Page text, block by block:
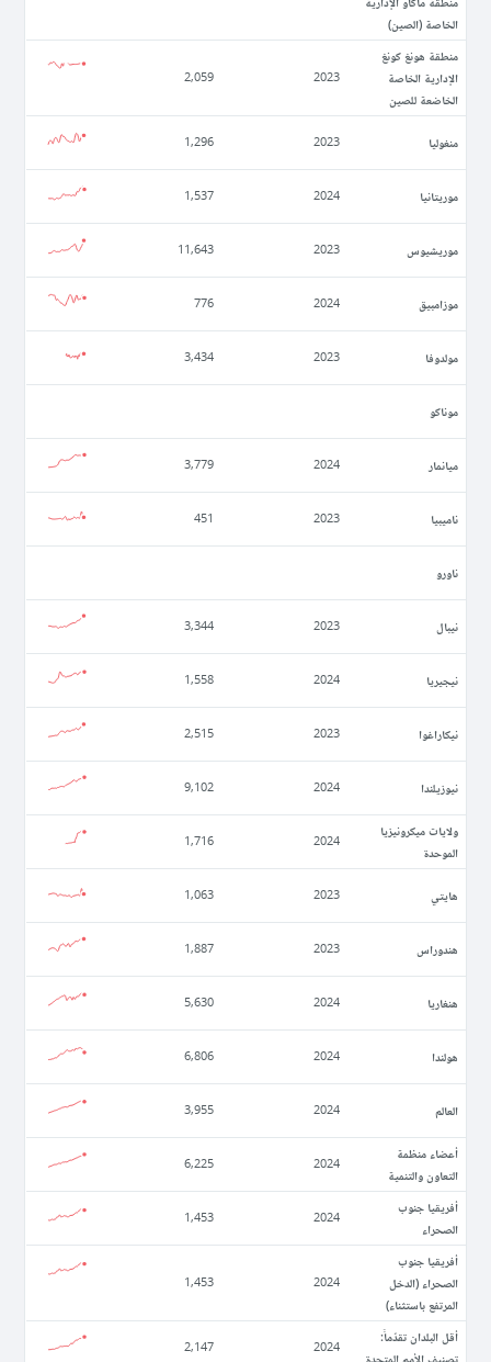
الخاصة (الصين)
منطقة هونغ كونغ
الإدارية الخاصة
الخاضعة للصين
2023
2,059
منغوليا 2023
1,296
موريتانيا 2024
1,537
موريشيوس 2023
11,643
موزامبيق 2024
776
مولدوفا 2023
3,434
موناكو
ميانمار 2024
3,779
ناميبيا 2023
451
ناورو
نيبال 2023
3,344
نيجيريا 2024
1,558
نيكاراغوا 2023
2,515
نيوزيلندا 2024
9,102
ولايات ميكرونيزيا
الموحدة
2024
1,716
ھايتي 2023
1,063
ھندوراس 2023
1,887
ھنغاريا 2024
5,630
ھولندا 2024
6,806
العالم 2024
3,955
أعضاء منظمة
التعاون والتنمية
2024
6,225
أفريقيا جنوب
الصحراء
2024
1,453
أفريقيا جنوب
الصحراء (الدخل
المرتفع باستثناء)
2024
1,453
أقل البلدان تقدّماً:
تصنيف الأمم المتحدة
2024
2,147